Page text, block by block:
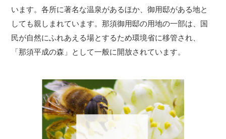
います。各所に著名な温泉があるほか、御用邸がある地と
しても親しまれています。那須御用邸の用地の一部は、国
民が自然にふれあえる場とするため環境省に移管され、
「那須平成の森」として一般に開放されています。